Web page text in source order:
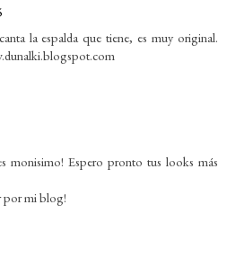
la espalda que tiene, es muy original.
monisimo! Espero pronto tus looks más
por mi blog!